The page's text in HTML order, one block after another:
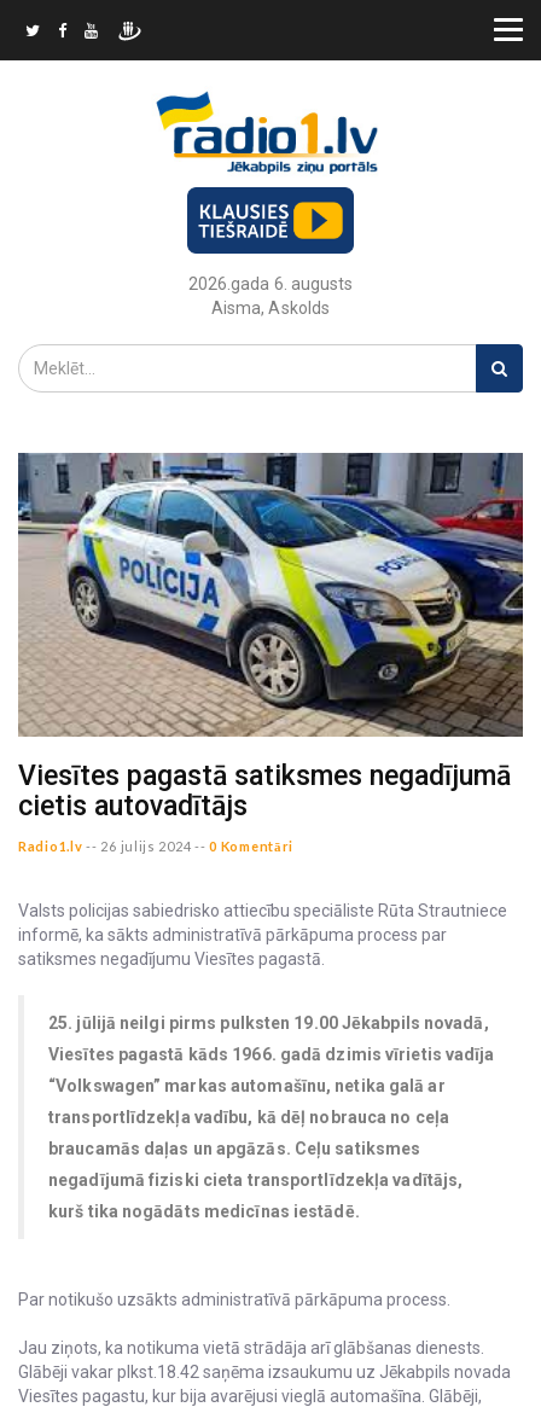
2026.gada 6. augusts
Aisma, Askolds
Viesītes pagastā satiksmes negadījumā
cietis autovadītājs
Radio1.lv -- 26 julijs 2024 -- 0 Komentāri
Valsts policijas sabiedrisko attiecību speciāliste Rūta Strautniece
informē, ka sākts administratīvā pārkāpuma process par
satiksmes negadījumu Viesītes pagastā.
25. jūlijā neilgi pirms pulksten 19.00 Jēkabpils novadā,
Viesītes pagastā kāds 1966. gadā dzimis vīrietis vadīja
“Volkswagen” markas automašīnu, netika galā ar
transportlīdzekļa vadību, kā dēļ nobrauca no ceļa
braucamās daļas un apgāzās. Ceļu satiksmes
negadījumā fiziski cieta transportlīdzekļa vadītājs,
kurš tika nogādāts medicīnas iestādē.
Par notikušo uzsākts administratīvā pārkāpuma process.
Jau ziņots, ka notikuma vietā strādāja arī glābšanas dienests.
Glābēji vakar plkst.18.42 saņēma izsaukumu uz Jēkabpils novada
Viesītes pagastu, kur bija avarējusi vieglā automašīna. Glābēji,